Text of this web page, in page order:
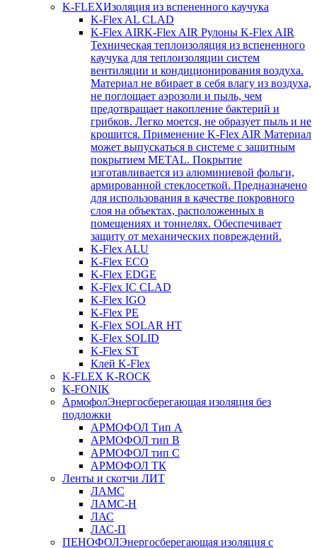
K-FLEXИзоляция из вспененного каучука
K-Flex AL CLAD
K-Flex AIRK-Flex AIR Рулоны K-Flex AIR
Техническая теплоизоляция из вспененного
каучука для теплоизоляции систем
вентиляции и кондиционирования воздуха.
Материал не вбирает в себя влагу из воздуха,
не поглощает аэрозоли и пыль, чем
предотвращает накопление бактерий и
грибков. Легко моется, не образует пыль и не
крошится. Применение K-Flex AIR Материал
может выпускаться в системе c защитным
покрытием METAL. Покрытие
изготавливается из алюминиевой фольги,
армированной стеклосеткой. Предназначено
для использования в качестве покровного
слоя на объектах, расположенных в
помещениях и тоннелях. Обеспечивает
защиту от механических повреждений.
K-Flex ALU
K-Flex ECO
K-Flex EDGE
K-Flex IC CLAD
K-Flex IGO
K-Flex PE
K-Flex SOLAR HT
K-Flex SOLID
K-Flex ST
Клей K-Flex
K-FLEX K-ROCK
K-FONIK
АрмофолЭнергосберегающая изоляция без
подложки
АРМОФОЛ Тип А
АРМОФОЛ тип В
АРМОФОЛ тип C
АРМОФОЛ ТК
Ленты и скотчи ЛИТ
ЛАМС
ЛАМС-Н
ЛАС
ЛАС-П
ПЕНОФОЛЭнергосберегающая изоляция с